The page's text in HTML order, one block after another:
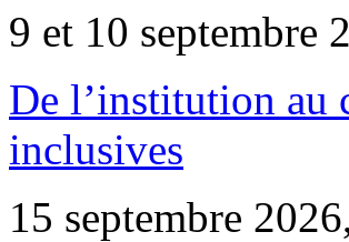
9 et 10 septembre
De l’institution au
inclusives
15 septembre